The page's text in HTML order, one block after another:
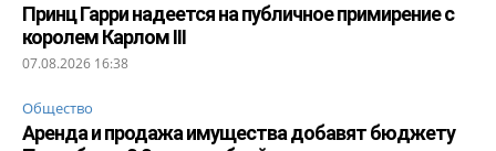
Принц Гарри надеется на публичное примирение с
королем Карлом III
07.08.2026 16:38
Общество
Аренда и продажа имущества добавят бюджету